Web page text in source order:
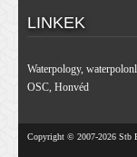
LINKEK
Waterpology,
OSC, Honvéd
Copyright © 2007-2026 Stb